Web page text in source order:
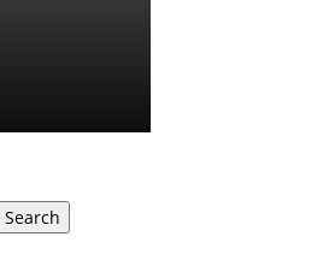
Search